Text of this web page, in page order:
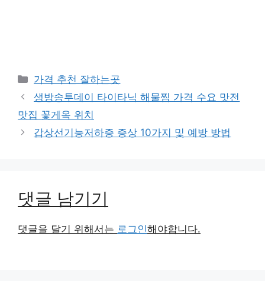
카
테
리
가격 추천 잘하는곳
생방송투데이 타이타닉 해물찜 가격 수요 맛전
맛집 꽃게옥 위치
갑상선기능저하증 증상 10가지 및 예방 방법
댓글 남기기
댓글을 달기 위해서는 로그인해야합니다.